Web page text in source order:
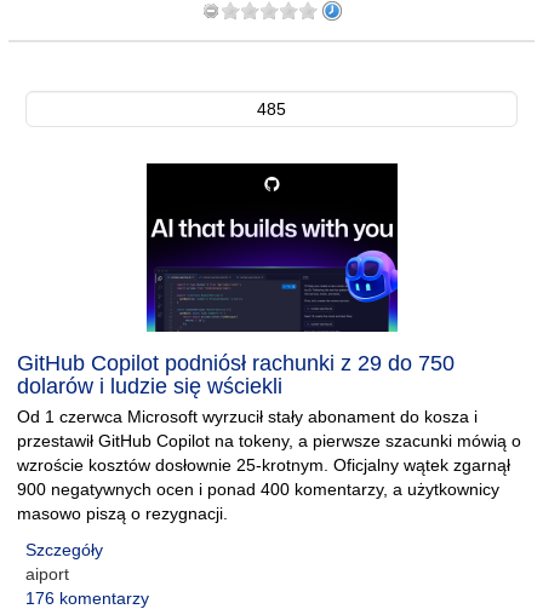
485
GitHub Copilot podniósł rachunki z 29 do 750
dolarów i ludzie się wściekli
Od 1 czerwca Microsoft wyrzucił stały abonament do kosza i
przestawił GitHub Copilot na tokeny, a pierwsze szacunki mówią o
wzroście kosztów dosłownie 25-krotnym. Oficjalny wątek zgarnął
900 negatywnych ocen i ponad 400 komentarzy, a użytkownicy
masowo piszą o rezygnacji.
Szczegóły
aiport
176 komentarzy